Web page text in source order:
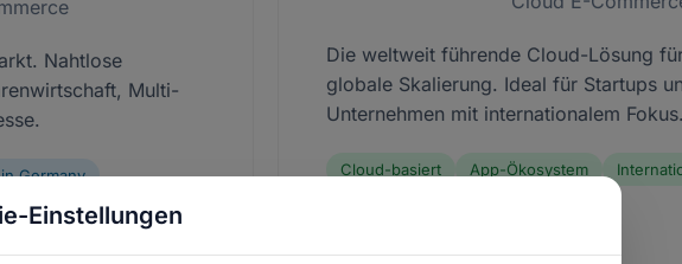
Nahtlose
Multi-
Germany
Die weltweit führende Cloud-Lösung
globale Skalierung. Ideal für Startups
Unternehmen mit internationalem Fokus.
Cloud-basiert App-Ökosystem
Einstellungen